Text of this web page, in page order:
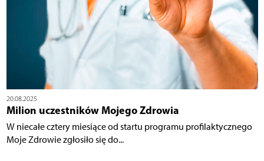
20.08.2025
Milion uczestników Mojego Zdrowia
W niecałe cztery miesiące od startu programu profilaktycznego
Moje Zdrowie zgłosiło się do...